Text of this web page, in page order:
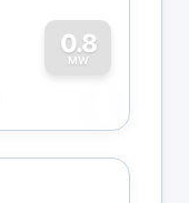
0.8
MW
0